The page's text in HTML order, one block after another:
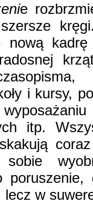
e
nową
i kursy,
itp.
lecz w